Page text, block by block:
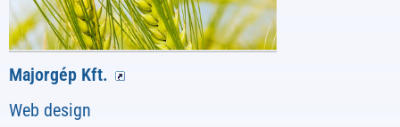
Majorgép Kft.
Web design